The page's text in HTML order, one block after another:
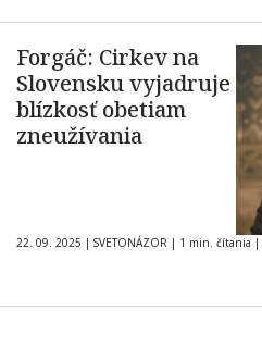
Forgáč: Cirkev na
Slovensku vyjadruje
blízkosť obetiam
zneužívania
22. 09. 2025 | SVETONÁZOR | 1 min. čítania |